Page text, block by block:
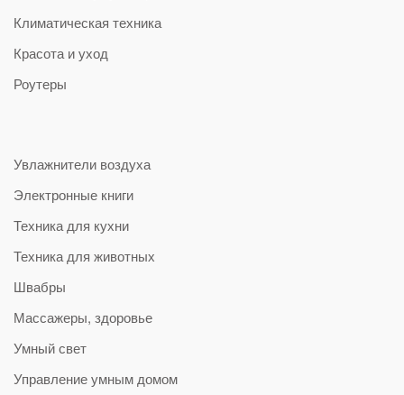
Климатическая техника
Красота и уход
Роутеры
Увлажнители воздуха
Электронные книги
Техника для кухни
Техника для животных
Швабры
Массажеры, здоровье
Умный свет
Управление умным домом